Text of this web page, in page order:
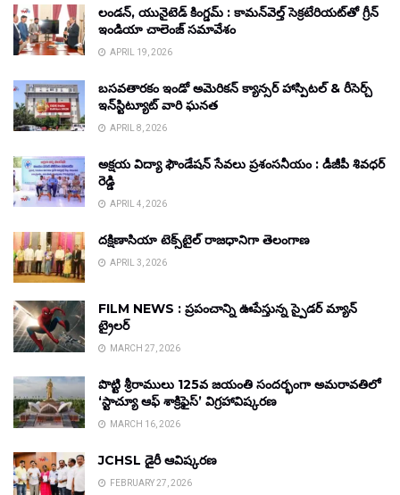
లండన్, యునైటెడ్ కింగ్డమ్ : కామన్‌వెల్త్ సెక్రటేరియట్‌తో గ్రీన్
ఇండియా చాలెంజ్ సమావేశం
APRIL 19, 2026
బసవతారకం ఇండో అమెరికన్ క్యాన్సర్ హాస్పిటల్ & రీసెర్చ్
ఇన్‌స్టిట్యూట్ వారి ఘనత
APRIL 8, 2026
అక్షయ విద్యా ఫౌండేషన్ సేవలు ప్రశంసనీయం : డీజీపీ శివధర్
రెడ్డి
APRIL 4, 2026
దక్షిణాసియా టెక్స్‌టైల్ రాజధానిగా తెలంగాణ
APRIL 3, 2026
FILM NEWS : ప్రపంచాన్ని ఊపేస్తున్న స్పైడర్ మ్యాన్
ట్రైలర్
MARCH 27, 2026
పొట్టి శ్రీరాములు 125వ జయంతి సందర్భంగా అమరావతిలో
‘స్టాచ్యూ ఆఫ్ శాక్రిఫైస్’ విగ్రహావిష్కరణ
MARCH 16, 2026
JCHSL డైరీ ఆవిష్కరణ
FEBRUARY 27, 2026